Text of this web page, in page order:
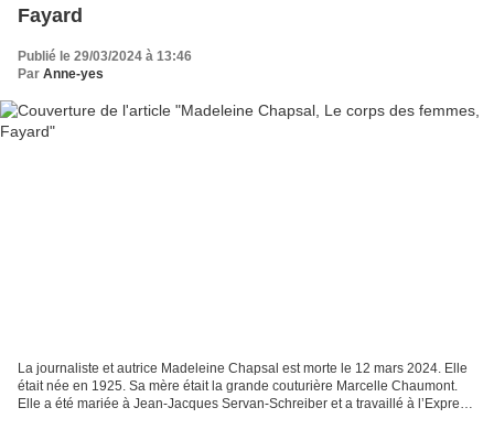
Fayard
Publié le 29/03/2024 à 13:46
Par Anne-yes
La journaliste et autrice Madeleine Chapsal est morte le 12 mars 2024. Elle
était née en 1925. Sa mère était la grande couturière Marcelle Chaumont.
Elle a été mariée à Jean-Jacques Servan-Schreiber et a travaillé à l’Express